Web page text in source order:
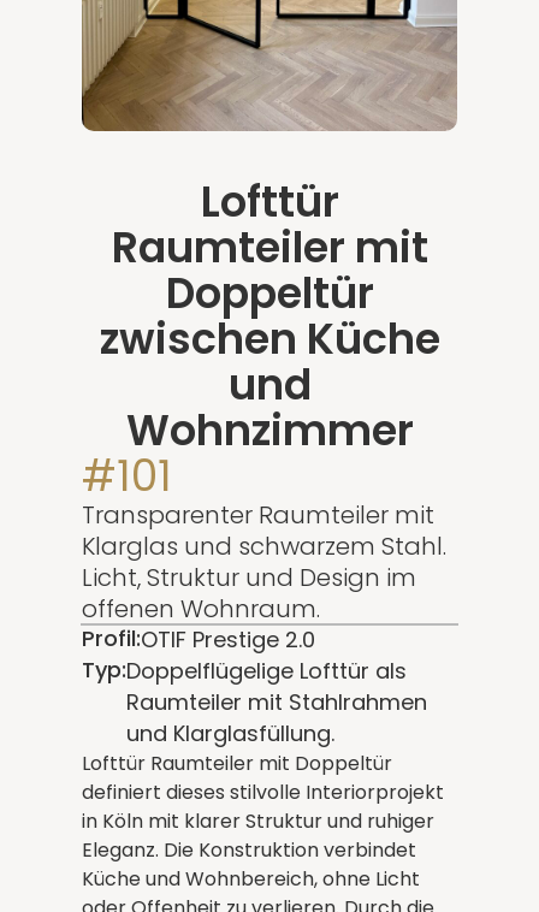
Lofttür
Raumteiler mit
Doppeltür
zwischen Küche
und
Wohnzimmer
#101
Transparenter Raumteiler mit
Klarglas und schwarzem Stahl.
Licht, Struktur und Design im
offenen Wohnraum.
Profil:OTIF Prestige 2.0
Typ:Doppelflügelige Lofttür als
Raumteiler mit Stahlrahmen
und Klarglasfüllung.
Lofttür Raumteiler mit Doppeltür
definiert dieses stilvolle Interiorprojekt
in Köln mit klarer Struktur und ruhiger
Eleganz. Die Konstruktion verbindet
Küche und Wohnbereich, ohne Licht